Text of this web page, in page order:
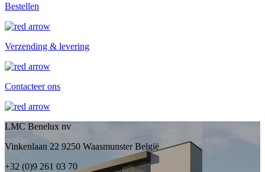
Bestellen
Verzending & levering
Contacteer ons
LMC Benelux nv
Vinkenlaan 22 9250 Waasmunster België
+32 (0)9 261 03 70